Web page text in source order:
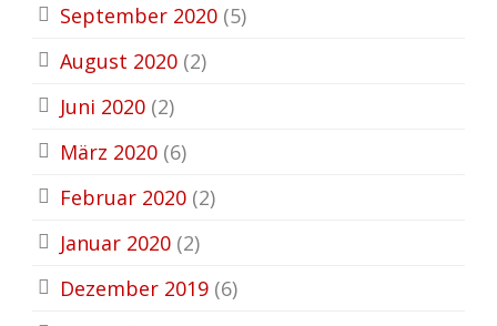
September 2020 (5)
August 2020 (2)
Juni 2020 (2)
März 2020 (6)
Februar 2020 (2)
Januar 2020 (2)
Dezember 2019 (6)